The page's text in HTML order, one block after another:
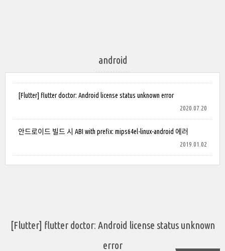
android
[Flutter] flutter doctor: Android license status unknown error
2020.07.20
안드로이드 빌드 시 ABI with prefix: mips64el-linux-android 에러
2019.01.02
[Flutter] flutter doctor: Android license status unknown
error